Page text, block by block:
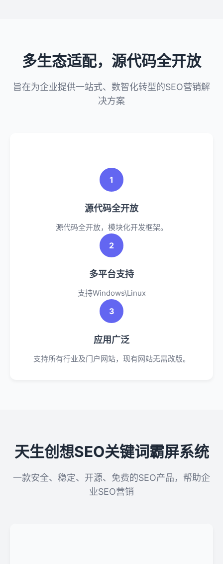
多生态适配，源代码全开放
旨在为企业提供一站式、数智化转型的SEO营销解
决方案
1
源代码全开放
源代码全开放，模块化开发框架。
2
多平台支持
支持Windows\Linux
3
应用广泛
支持所有行业及门户网站，现有网站无需改版。
天生创想SEO关键词霸屏系统
一款安全、稳定、开源、免费的SEO产品，帮助企
业SEO营销